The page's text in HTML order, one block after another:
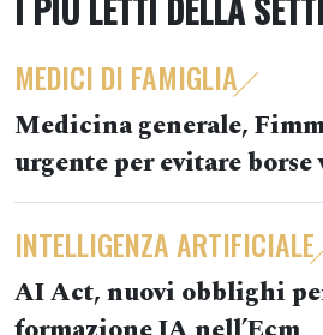
I PIÙ LETTI DELLA
MEDICI DI FAMIGLIA
Medicina generale,
urgente per evitare borse
INTELLIGENZA ARTIFICIALE
AI Act, nuovi obblighi